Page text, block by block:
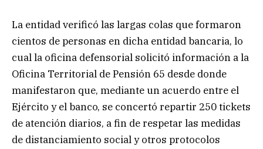
La entidad verificó las largas colas que formaron
cientos de personas en dicha entidad bancaria, lo
cual la oficina defensorial solicitó información a la
Oficina Territorial de Pensión 65 desde donde
manifestaron que, mediante un acuerdo entre el
Ejército y el banco, se concertó repartir 250 tickets
de atención diarios, a fin de respetar las medidas
de distanciamiento social y otros protocolos